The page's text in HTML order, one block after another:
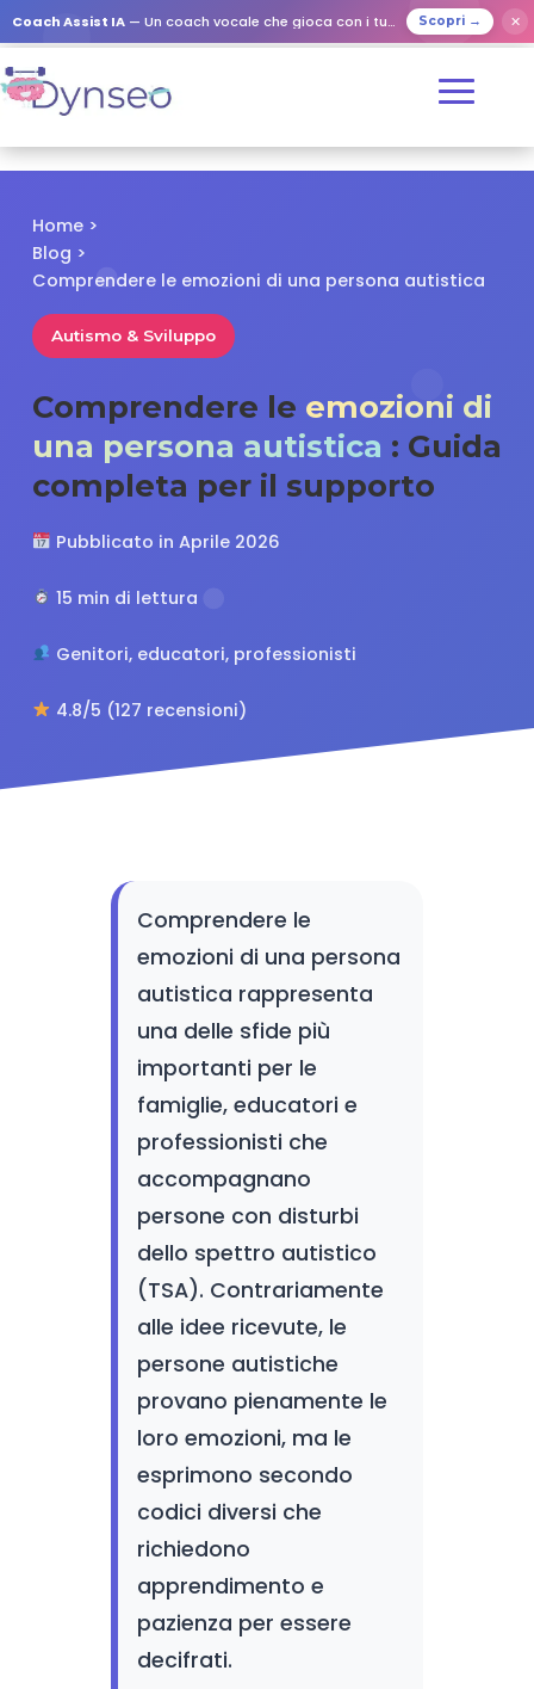
Coach Assist IA — Un coach vocale che gioca con i tuoi cari Scopri → ✕
Home >
Blog >
Comprendere le emozioni di una persona autistica
Autismo & Sviluppo
Comprendere le emozioni di
una persona autistica : Guida
completa per il supporto
Pubblicato in Aprile 2026
15 min di lettura
Genitori, educatori, professionisti
4.8/5 (127 recensioni)
Comprendere le
emozioni di una persona
autistica rappresenta
una delle sfide più
importanti per le
famiglie, educatori e
professionisti che
accompagnano
persone con disturbi
dello spettro autistico
(TSA). Contrariamente
alle idee ricevute, le
persone autistiche
provano pienamente le
loro emozioni, ma le
esprimono secondo
codici diversi che
richiedono
apprendimento e
pazienza per essere
decifrati.